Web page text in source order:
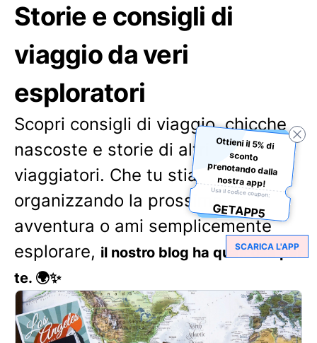
Storie e consigli di
viaggio da veri
esploratori
Scopri consigli di viaggio, chicche
nascoste e storie di altri
viaggiatori. Che tu stia
organizzando la prossima
avventura o ami semplicemente
esplorare, il nostro blog ha qualcosa per
te. 🌍✨
Ottieni il 5% di
sconto
prenotando dalla
nostra app!
Usa il codice coupon:
GETAPP5
SCARICA L'APP